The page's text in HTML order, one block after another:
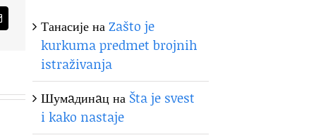
ТанасијенаZašto je
kurkuma predmet brojnih
istraživanja
Шумaдинaцна Šta je svest
i kako nastaje